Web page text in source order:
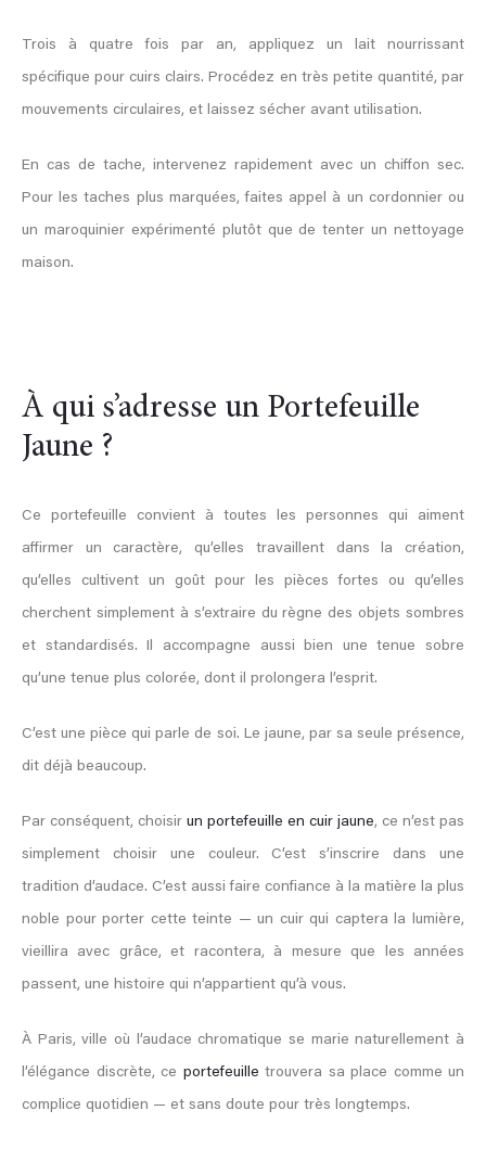
Trois à quatre fois par an, appliquez un lait nourrissant
spécifique pour cuirs clairs. Procédez en très petite quantité, par
mouvements circulaires, et laissez sécher avant utilisation.
En cas de tache, intervenez rapidement avec un chiffon sec.
Pour les taches plus marquées, faites appel à un cordonnier ou
un maroquinier expérimenté plutôt que de tenter un nettoyage
maison.
À qui s’adresse un Portefeuille
Jaune ?
Ce portefeuille convient à toutes les personnes qui aiment
affirmer un caractère, qu’elles travaillent dans la création,
qu’elles cultivent un goût pour les pièces fortes ou qu’elles
cherchent simplement à s’extraire du règne des objets sombres
et standardisés. Il accompagne aussi bien une tenue sobre
qu’une tenue plus colorée, dont il prolongera l’esprit.
C’est une pièce qui parle de soi. Le jaune, par sa seule présence,
dit déjà beaucoup.
Par conséquent, choisir un portefeuille en cuir jaune, ce n’est pas
simplement choisir une couleur. C’est s’inscrire dans une
tradition d’audace. C’est aussi faire confiance à la matière la plus
noble pour porter cette teinte — un cuir qui captera la lumière,
vieillira avec grâce, et racontera, à mesure que les années
passent, une histoire qui n’appartient qu’à vous.
À Paris, ville où l’audace chromatique se marie naturellement à
l’élégance discrète, ce portefeuille trouvera sa place comme un
complice quotidien — et sans doute pour très longtemps.